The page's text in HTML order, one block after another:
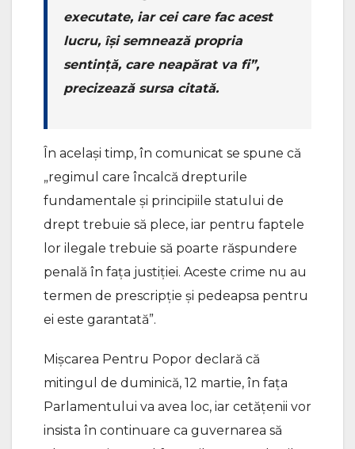
executate, iar cei care fac acest
lucru, își semnează propria
sentință, care neapărat va fi”,
precizează sursa citată.
În același timp, în comunicat se spune că
„regimul care încalcă drepturile
fundamentale și principiile statului de
drept trebuie să plece, iar pentru faptele
lor ilegale trebuie să poarte răspundere
penală în fața justiției. Aceste crime nu au
termen de prescripție și pedeapsa pentru
ei este garantată”.
Mișcarea Pentru Popor declară că
mitingul de duminică, 12 martie, în fața
Parlamentului va avea loc, iar cetățenii vor
insista în continuare ca guvernarea să